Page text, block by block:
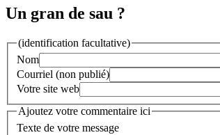
Un gran de sau ?
(identification facultative)
Nom
Courriel (non publié)
Votre site web
Ajoutez votre commentaire ici
Texte de votre message